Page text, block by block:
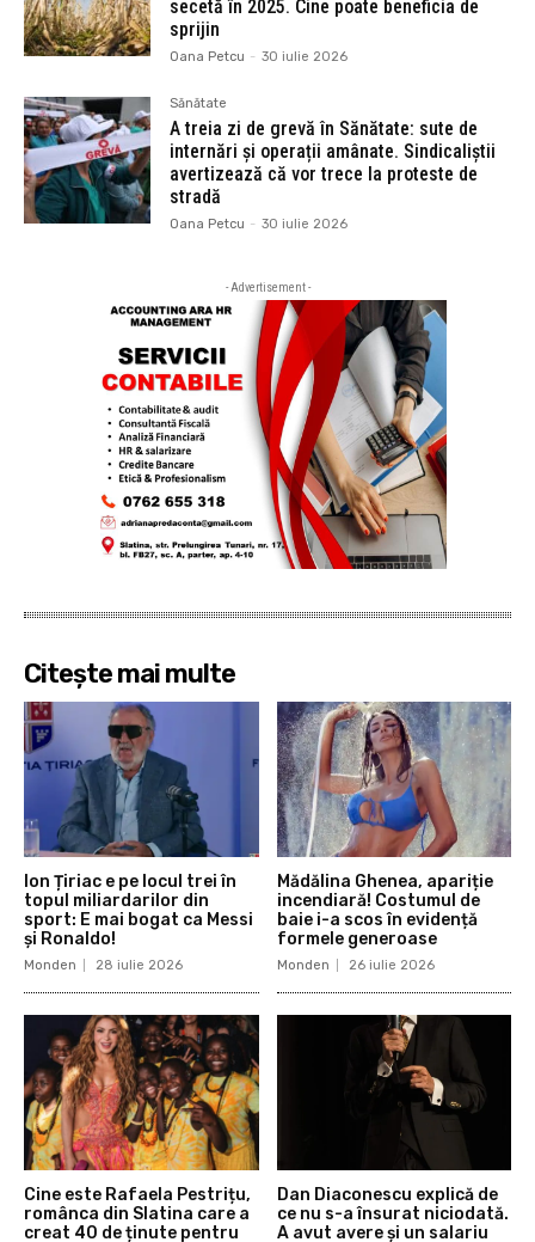
secetă în 2025. Cine poate beneficia de
sprijin
Oana Petcu - 30 iulie 2026
Sănătate
A treia zi de grevă în Sănătate: sute de
internări și operații amânate. Sindicaliștii
avertizează că vor trece la proteste de
stradă
Oana Petcu - 30 iulie 2026
- Advertisement -
Citește mai multe
Ion Țiriac e pe locul trei în
topul miliardarilor din
sport: E mai bogat ca Messi
și Ronaldo!
Monden 28 iulie 2026
Mădălina Ghenea, apariție
incendiară! Costumul de
baie i-a scos în evidență
formele generoase
Monden 26 iulie 2026
Cine este Rafaela Pestrițu,
românca din Slatina care a
creat 40 de ținute pentru
Dan Diaconescu explică de
ce nu s-a însurat niciodată.
A avut avere și un salariu